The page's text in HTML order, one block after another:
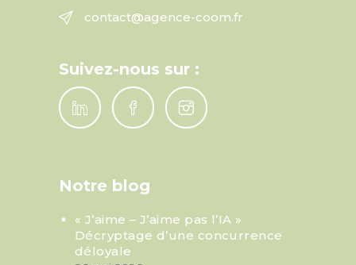
contact@agence-coom.fr
Suivez-nous sur :
Notre blog
« J’aime – J’aime pas l’IA »
Décryptage d’une concurrence
déloyale